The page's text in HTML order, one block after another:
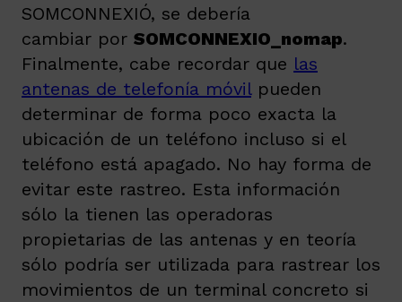
SOMCONNEXIÓ, se debería
cambiar por SOMCONNEXIO_nomap.
Finalmente, cabe recordar que las
antenas de telefonía móvilpueden
determinar de forma poco exacta la
ubicación de un teléfono incluso si el
teléfono está apagado. No hay forma de
evitar este rastreo. Esta información
sólo la tienen las operadoras
propietarias de las antenas y en teoría
sólo podría ser utilizada para rastrear los
movimientos de un terminal concreto si